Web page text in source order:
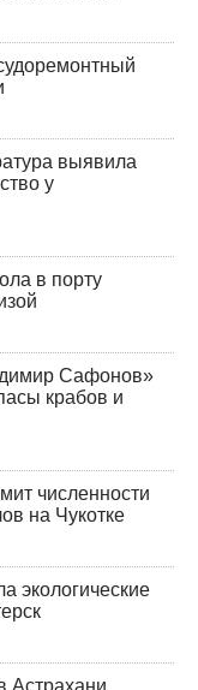
выявила
у
в порту
Сафонов»
крабов и
численности
на Чукотке
экологические
Астрахани